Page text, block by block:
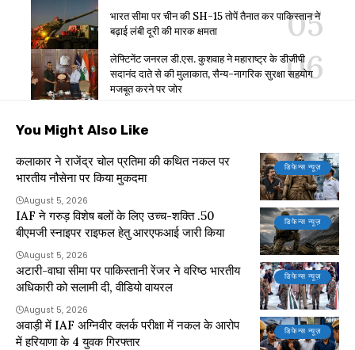
भारत सीमा पर चीन की SH-15 तोपें तैनात कर पाकिस्तान ने
बढ़ाई लंबी दूरी की मारक क्षमता
लेफ्टिनेंट जनरल डी.एस. कुशवाह ने महाराष्ट्र के डीजीपी
सदानंद दाते से की मुलाकात, सैन्य-नागरिक सुरक्षा सहयोग
मजबूत करने पर जोर
You Might Also Like
डिफेन्स न्यूज़
कलाकार ने राजेंद्र चोल प्रतिमा की कथित नकल पर
भारतीय नौसेना पर किया मुकदमा
August 5, 2026
डिफेन्स न्यूज़
IAF ने गरुड़ विशेष बलों के लिए उच्च-शक्ति .50
बीएमजी स्नाइपर राइफल हेतु आरएफआई जारी किया
August 5, 2026
डिफेन्स न्यूज़
अटारी-वाघा सीमा पर पाकिस्तानी रेंजर ने वरिष्ठ भारतीय
अधिकारी को सलामी दी, वीडियो वायरल
August 5, 2026
डिफेन्स न्यूज़
अवाड़ी में IAF अग्निवीर क्लर्क परीक्षा में नकल के आरोप
में हरियाणा के 4 युवक गिरफ्तार